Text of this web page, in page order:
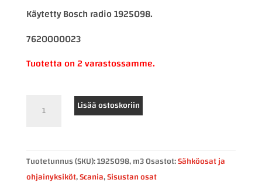
Käytetty Bosch radio 1925098.
7620000023
Tuotetta on 2 varastossamme.
MP88
Radio
1925098
määrä
Lisää ostoskoriin
Tuotetunnus (SKU):1925098, m3Osastot:Sähköosat ja
ohjainyksiköt,Scania,Sisustan osat